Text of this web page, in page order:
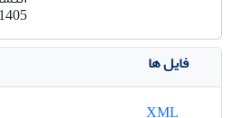
1405
فایل ها